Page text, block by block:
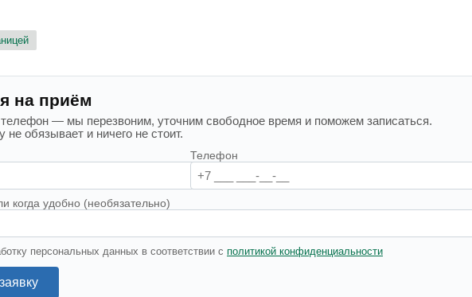
на приём
— мы перезвоним, уточним свободное время и поможем записаться.
не обязывает и ничего не стоит.
Телефон
когда удобно (необязательно)
персональных данных в соответствии с политикой конфиденциальности